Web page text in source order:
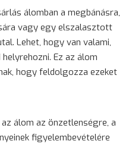
álomban a megbánásra,
vagy egy elszalasztott
Lehet, hogy van valami,
Ez az álom
hogy feldolgozza ezeket
az álom az önzetlenségre, a
figyelembevételére